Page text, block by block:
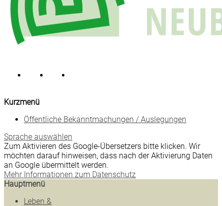
Kurzmenü
Öffentliche Bekanntmachungen / Auslegungen
Sprache auswählen
Zum Aktivieren des Google-Übersetzers bitte klicken. Wir
möchten darauf hinweisen, dass nach der Aktivierung Daten
an Google übermittelt werden.
Mehr Informationen zum Datenschutz
Hauptmenü
Leben &